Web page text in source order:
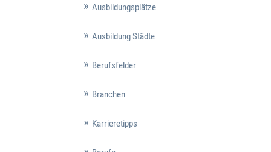
Ausbildungsplätze
Ausbildung Städte
Berufsfelder
Branchen
Karrieretipps